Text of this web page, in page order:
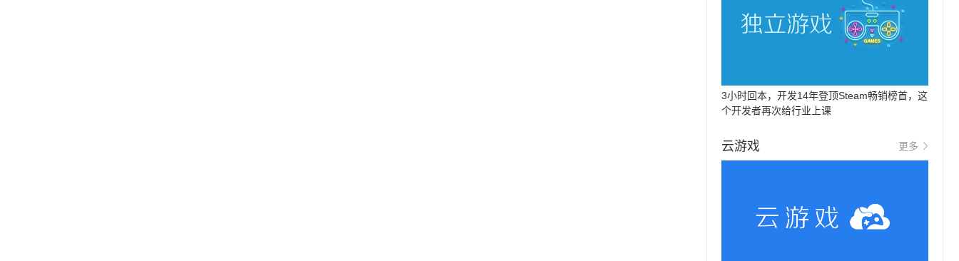
3小时回本，开发14年登顶Steam畅销榜首，这
个开发者再次给行业上课
云游戏 更多